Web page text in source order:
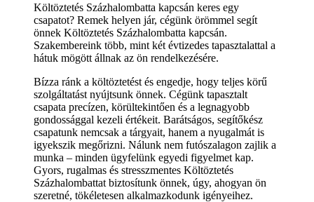
Költöztetés Százhalombatta kapcsán keres egy
csapatot? Remek helyen jár, cégünk örömmel segít
önnek Költöztetés Százhalombatta kapcsán.
Szakembereink több, mint két évtizedes tapasztalattal a
hátuk mögött állnak az ön rendelkezésére.
Bízza ránk a költöztetést és engedje, hogy teljes körű
szolgáltatást nyújtsunk önnek. Cégünk tapasztalt
csapata precízen, körültekintően és a legnagyobb
gondossággal kezeli értékeit. Barátságos, segítőkész
csapatunk nemcsak a tárgyait, hanem a nyugalmát is
igyekszik megőrizni. Nálunk nem futószalagon zajlik a
munka – minden ügyfelünk egyedi figyelmet kap.
Gyors, rugalmas és stresszmentes Költöztetés
Százhalombattat biztosítunk önnek, úgy, ahogyan ön
szeretné, tökéletesen alkalmazkodunk igényeihez.